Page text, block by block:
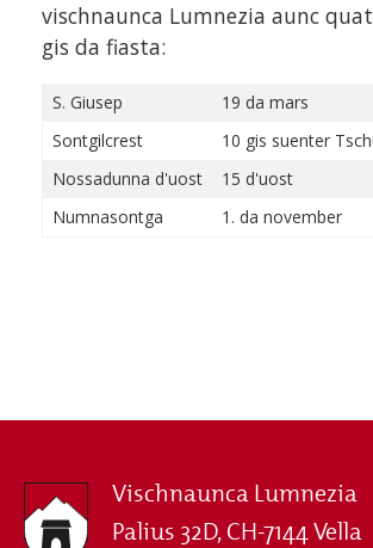
vischnaunca Lumnezia aunc
gis da fiasta:
S. Giusep
19 da mars
Sontgilcrest
10 gis suenter
Nossadunna d'uost
15 d'uost
Numnasontga
1. da november
Vischnaunca Lumnezia
Palius 32D, CH-7144 Vella